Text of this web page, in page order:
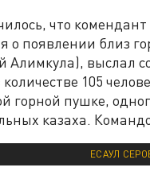
что
о появлении близ
Алимкула), выслал
количестве 105
горной пушке,
казаха.
ЕСАУЛ